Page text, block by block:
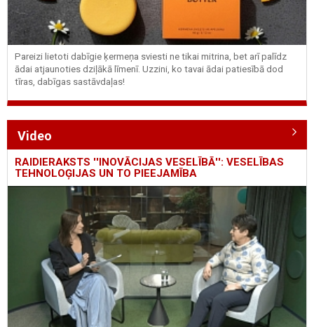
Pareizi lietoti dabīgie ķermeņa sviesti ne tikai mitrina, bet arī palīdz
ādai atjaunoties dziļākā līmenī. Uzzini, ko tavai ādai patiesībā dod
tīras, dabīgas sastāvdaļas!
Video
RAIDIERAKSTS ''INOVĀCIJAS VESELĪBĀ'': VESELĪBAS
TEHNOLOĢIJAS UN TO PIEEJAMĪBA